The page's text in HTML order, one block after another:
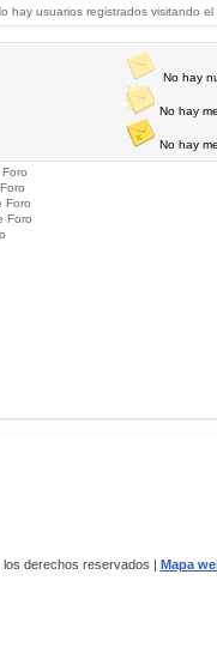
hay usuarios registrados visitando
No hay
No hay
No hay
Foro
Foro
derechos reservados | Mapa